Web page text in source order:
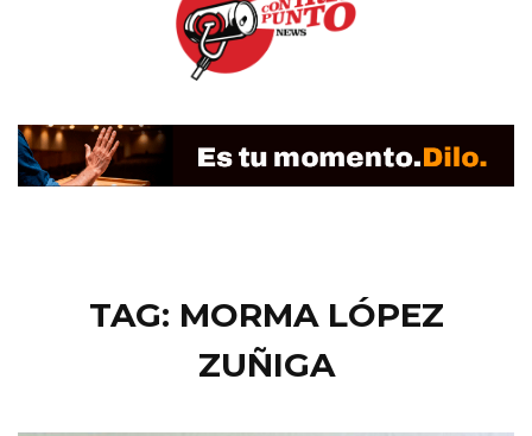
TAG: MORMA LÓPEZ
ZUÑIGA